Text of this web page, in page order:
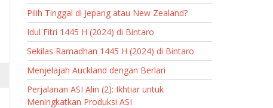
Pilih Tinggal di Jepang atau New Zealand?
Idul Fitri 1445 H (2024) di Bintaro
Sekilas Ramadhan 1445 H (2024) di Bintaro
Menjelajah Auckland dengan Berlari
Perjalanan ASI Alin (2): Ikhtiar untuk
Meningkatkan Produksi ASI